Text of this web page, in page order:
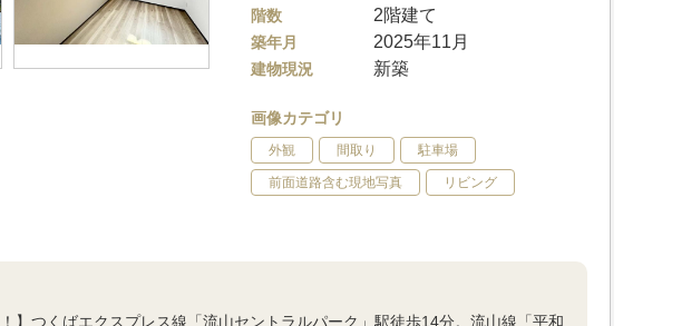
階数 2階建て
築年月 2025年11月
建物現況 新築
画像カテゴリ
外観 間取り 駐車場
前面道路含む現地写真 リビング
】つくばエクスプレス線「流山セントラルパーク」駅徒歩14分。流山線「平和